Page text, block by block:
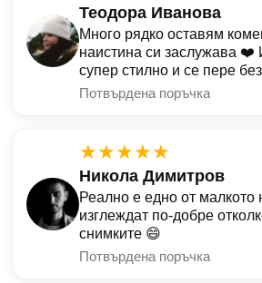
Теодора Иванова
Много рядко оставям
наистина си заслужава ❤️
супер стилно и се пере
Потвърдена поръчка
★★★★★
Никола Димитров
Реално е едно от малкото
изглеждат по-добре
снимките 😄
Потвърдена поръчка